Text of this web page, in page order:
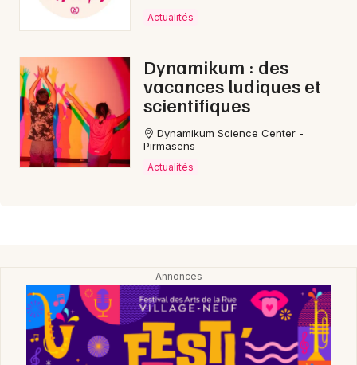
Actualités
Dynamikum : des
vacances ludiques et
scientifiques
Dynamikum Science Center -
Pirmasens
Actualités